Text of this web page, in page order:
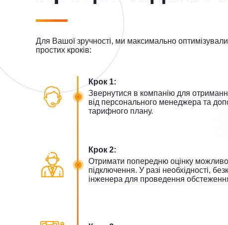
Для Вашої зручності, ми максимально
простих кроків:
Крок 1:
Звернутися в компанію для
від персонального менеджера та
тарифного плану.
Крок 2:
Отримати попередню оцінку
підключення. У разі необхідності,
інженера для проведення